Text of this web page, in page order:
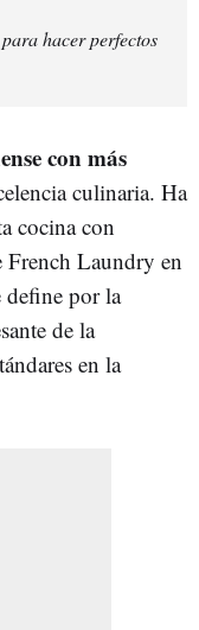
hacer perfectos
con más
culinaria. Ha
cocina con
French Laundry en
define por la
de la
en la